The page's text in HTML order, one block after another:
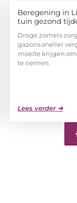
Beregening in
tuin gezond
Droge zomers
gazons sneller
moeite krijgen
te nemen.
Lees verder ➜